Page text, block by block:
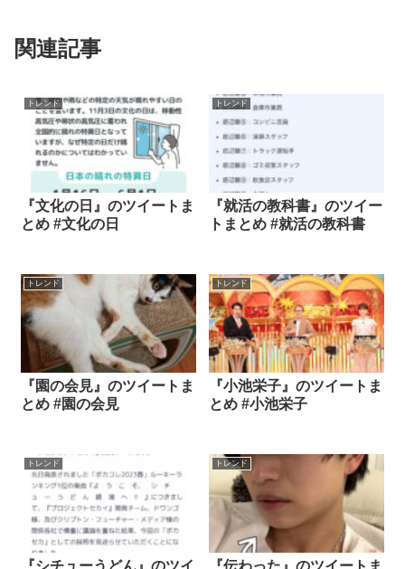
関連記事
トレンド
『文化の日』のツイートま
とめ #文化の日
トレンド
『就活の教科書』のツイー
トまとめ #就活の教科書
トレンド
『園の会見』のツイートま
とめ #園の会見
トレンド
『小池栄子』のツイートま
とめ #小池栄子
トレンド
『シチューうどん』のツイ
トレンド
『伝わった』のツイートま